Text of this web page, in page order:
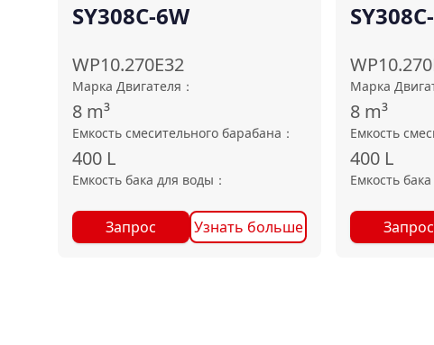
SY308C-6W
WP10.270E32
Марка Двигателя ：
8 m³
Емкость смесительного барабана ：
400 L
Емкость бака для воды ：
Запрос Узнать больше
Марка
8 m³
Емкость
400 L
Емкость
Запрос